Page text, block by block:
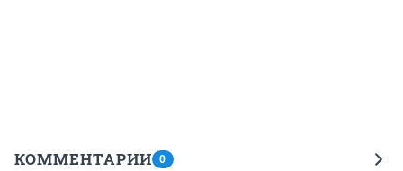
КОММЕНТАРИИ 0